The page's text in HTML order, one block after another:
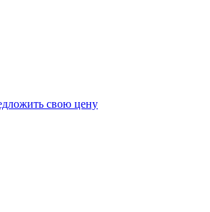
свою цену